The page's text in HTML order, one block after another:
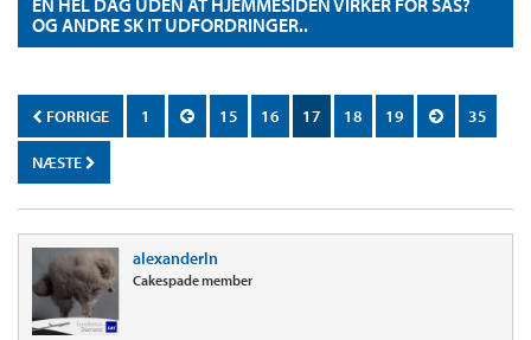
EN HEL DAG UDEN AT HJEMMESIDEN VIRKER FOR SAS?
OG ANDRE SK IT UDFORDRINGER..
FORRIGE 1 15 16 17 18 19 35
NÆSTE
alexanderln
Cakespade member